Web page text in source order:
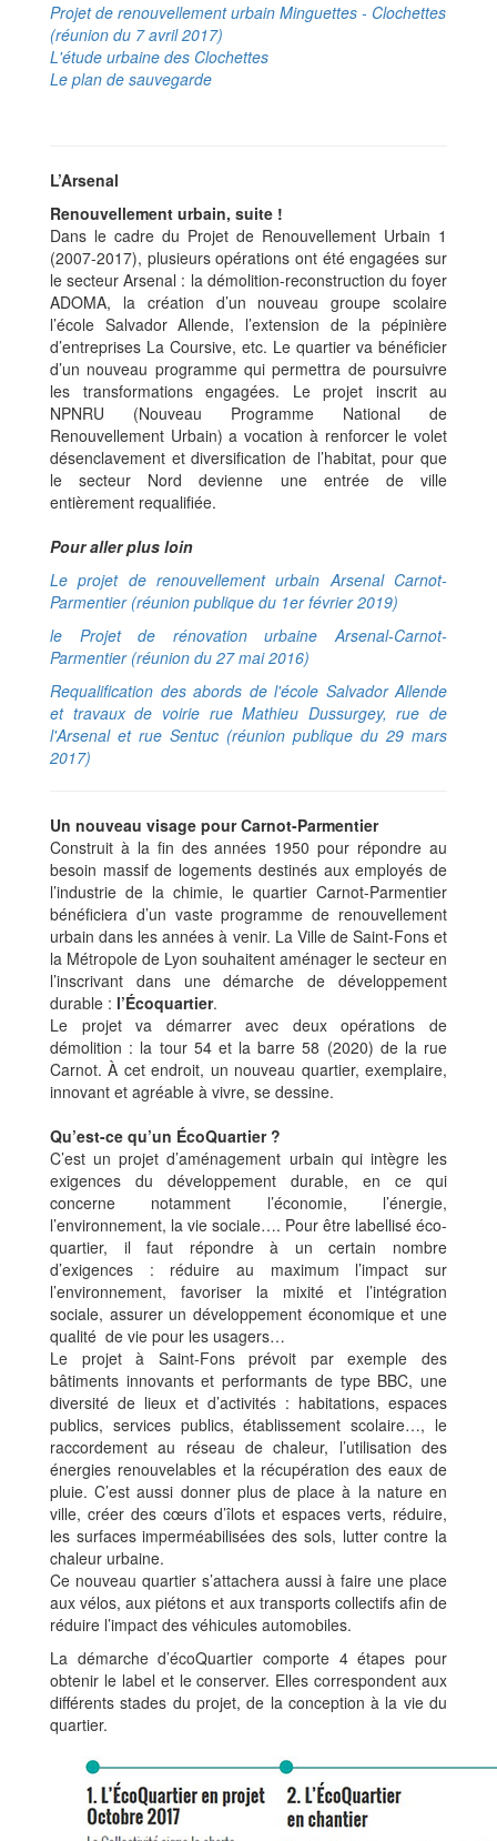
Projet de renouvellement urbain Minguettes - Clochettes
(réunion du 7 avril 2017)
L'étude urbaine des Clochettes
Le plan de sauvegarde
L’Arsenal
Renouvellement urbain, suite !
Dans le cadre du Projet de Renouvellement Urbain 1
(2007-2017), plusieurs opérations ont été engagées sur
le secteur Arsenal : la démolition-reconstruction du foyer
ADOMA, la création d’un nouveau groupe scolaire
l’école Salvador Allende, l’extension de la pépinière
d’entreprises La Coursive, etc. Le quartier va bénéficier
d’un nouveau programme qui permettra de poursuivre
les transformations engagées. Le projet inscrit au
NPNRU (Nouveau Programme National de
Renouvellement Urbain) a vocation à renforcer le volet
désenclavement et diversification de l’habitat, pour que
le secteur Nord devienne une entrée de ville
entièrement requalifiée.
Pour aller plus loin
Le projet de renouvellement urbain Arsenal Carnot-
Parmentier (réunion publique du 1er février 2019)
le Projet de rénovation urbaine Arsenal-Carnot-
Parmentier (réunion du 27 mai 2016)
Requalification des abords de l'école Salvador Allende
et travaux de voirie rue Mathieu Dussurgey, rue de
l'Arsenal et rue Sentuc (réunion publique du 29 mars
2017)
Un nouveau visage pour Carnot-Parmentier
Construit à la fin des années 1950 pour répondre au
besoin massif de logements destinés aux employés de
l’industrie de la chimie, le quartier Carnot-Parmentier
bénéficiera d’un vaste programme de renouvellement
urbain dans les années à venir. La Ville de Saint-Fons et
la Métropole de Lyon souhaitent aménager le secteur en
l’inscrivant dans une démarche de développement
durable : l’Écoquartier.
Le projet va démarrer avec deux opérations de
démolition : la tour 54 et la barre 58 (2020) de la rue
Carnot. À cet endroit, un nouveau quartier, exemplaire,
innovant et agréable à vivre, se dessine.
Qu’est-ce qu’un ÉcoQuartier ?
C’est un projet d’aménagement urbain qui intègre les
exigences du développement durable, en ce qui
concerne notamment l’économie, l’énergie,
l’environnement, la vie sociale…. Pour être labellisé éco-
quartier, il faut répondre à un certain nombre
d’exigences : réduire au maximum l’impact sur
l’environnement, favoriser la mixité et l’intégration
sociale, assurer un développement économique et une
qualité de vie pour les usagers…
Le projet à Saint-Fons prévoit par exemple des
bâtiments innovants et performants de type BBC, une
diversité de lieux et d’activités : habitations, espaces
publics, services publics, établissement scolaire…, le
raccordement au réseau de chaleur, l’utilisation des
énergies renouvelables et la récupération des eaux de
pluie. C’est aussi donner plus de place à la nature en
ville, créer des cœurs d’îlots et espaces verts, réduire,
les surfaces imperméabilisées des sols, lutter contre la
chaleur urbaine.
Ce nouveau quartier s’attachera aussi à faire une place
aux vélos, aux piétons et aux transports collectifs afin de
réduire l’impact des véhicules automobiles.
La démarche d’écoQuartier comporte 4 étapes pour
obtenir le label et le conserver. Elles correspondent aux
différents stades du projet, de la conception à la vie du
quartier.